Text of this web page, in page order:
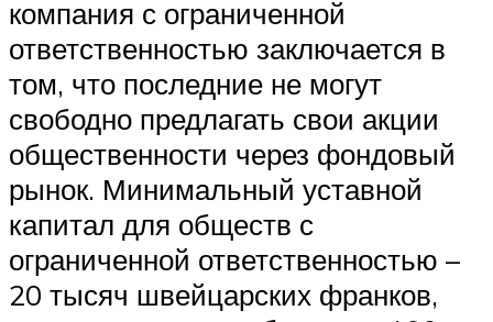
компания с ограниченной
ответственностью заключается в
том, что последние не могут
свободно предлагать свои акции
общественности через фондовый
рынок. Минимальный уставной
капитал для обществ с
ограниченной ответственностью –
20 тысяч швейцарских франков,